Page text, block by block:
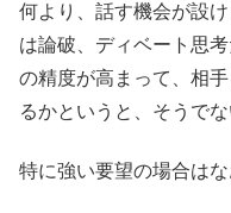
何より、話す機会が設
は論破、ディベート思
の精度が高まって、相
るかというと、そうで
特に強い要望の場合はな